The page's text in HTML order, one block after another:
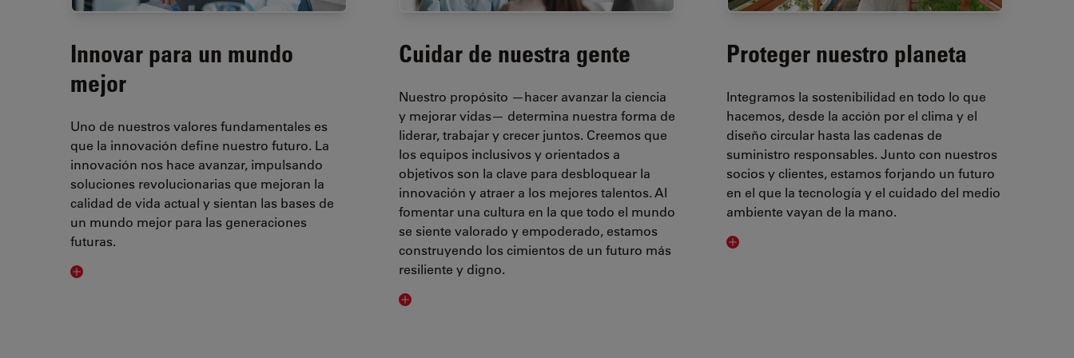
Innovar para un mundo
mejor
Uno de nuestros valores fundamentales es
que la innovación define nuestro futuro. La
innovación nos hace avanzar, impulsando
soluciones revolucionarias que mejoran la
calidad de vida actual y sientan las bases de
un mundo mejor para las generaciones
futuras.
Cuidar de nuestra gente
Nuestro propósito —hacer avanzar la ciencia
y mejorar vidas— determina nuestra forma de
liderar, trabajar y crecer juntos. Creemos que
los equipos inclusivos y orientados a
objetivos son la clave para desbloquear la
innovación y atraer a los mejores talentos. Al
fomentar una cultura en la que todo el mundo
se siente valorado y empoderado, estamos
construyendo los cimientos de un futuro más
resiliente y digno.
Proteger nuestro planeta
Integramos la sostenibilidad en todo lo que
hacemos, desde la acción por el clima y el
diseño circular hasta las cadenas de
suministro responsables. Junto con nuestros
socios y clientes, estamos forjando un futuro
en el que la tecnología y el cuidado del medio
ambiente vayan de la mano.